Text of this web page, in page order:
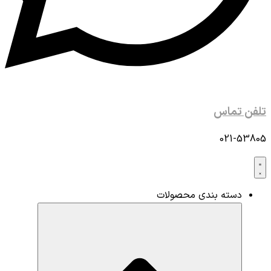
تلفن تماس
021-53805
دسته بندی محصولات